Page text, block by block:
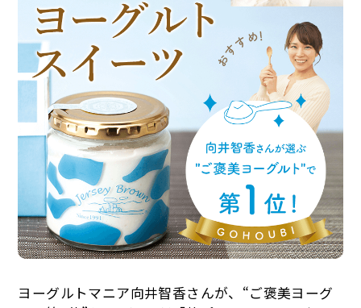
ヨーグルトマニア向井智香さんが、“ご褒美ヨーグ